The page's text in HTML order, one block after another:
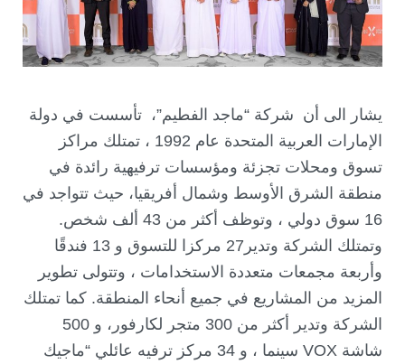
يشار الى أن شركة “ماجد الفطيم”، تأسست في دولة
الإمارات العربية المتحدة عام 1992 ، تمتلك مراكز
تسوق ومحلات تجزئة ومؤسسات ترفيهية رائدة في
منطقة الشرق الأوسط وشمال أفريقيا، حيث تتواجد في
16 سوق دولي ، وتوظف أكثر من 43 ألف شخص.
وتمتلك الشركة وتدير27 مركزا للتسوق و 13 فندقًا
وأربعة مجمعات متعددة الاستخدامات ، وتتولى تطوير
المزيد من المشاريع في جميع أنحاء المنطقة. كما تمتلك
الشركة وتدير أكثر من 300 متجر لكارفور، و 500
شاشة VOX سينما ، و 34 مركز ترفيه عائلي “ماجيك